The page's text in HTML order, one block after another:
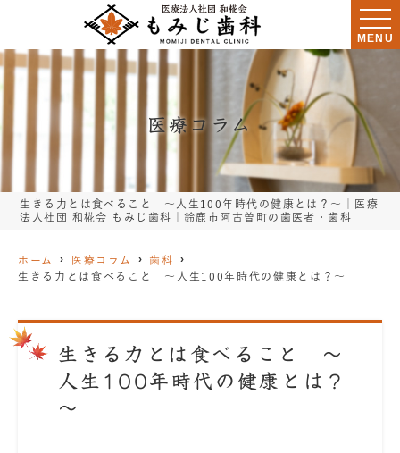
MENU
医療コラム
生きる力とは食べること ～人生100年時代の健康とは？～｜医療
法人社団 和椛会 もみじ歯科｜鈴鹿市阿古曽町の歯医者・歯科
ホーム 医療コラム
歯科
生きる力とは食べること ～人生100年時代の健康とは？～
生きる力とは食べること ～
人生100年時代の健康とは？
～